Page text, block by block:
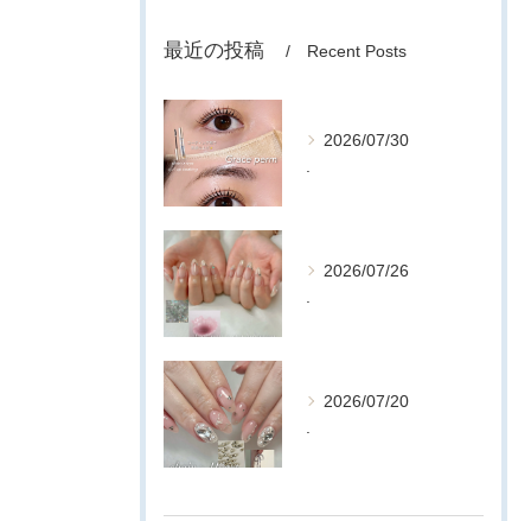
最近の投稿 Recent Posts
2026/07/30
2026/07/26
2026/07/20